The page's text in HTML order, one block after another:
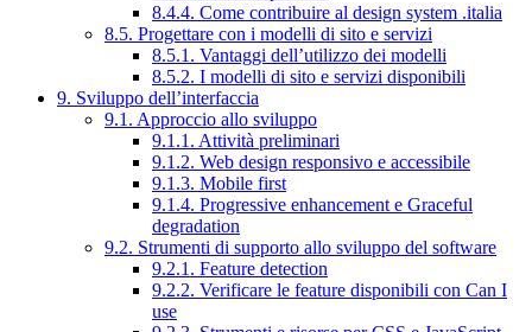
8.4.4. Come contribuire al design system .italia
8.5. Progettare con i modelli di sito e servizi
8.5.1. Vantaggi dell’utilizzo dei modelli
8.5.2. I modelli di sito e servizi disponibili
9. Sviluppo dell’interfaccia
9.1. Approccio allo sviluppo
9.1.1. Attività preliminari
9.1.2. Web design responsivo e accessibile
9.1.3. Mobile first
9.1.4. Progressive enhancement e Graceful
degradation
9.2. Strumenti di supporto allo sviluppo del software
9.2.1. Feature detection
9.2.2. Verificare le feature disponibili con Can I
use